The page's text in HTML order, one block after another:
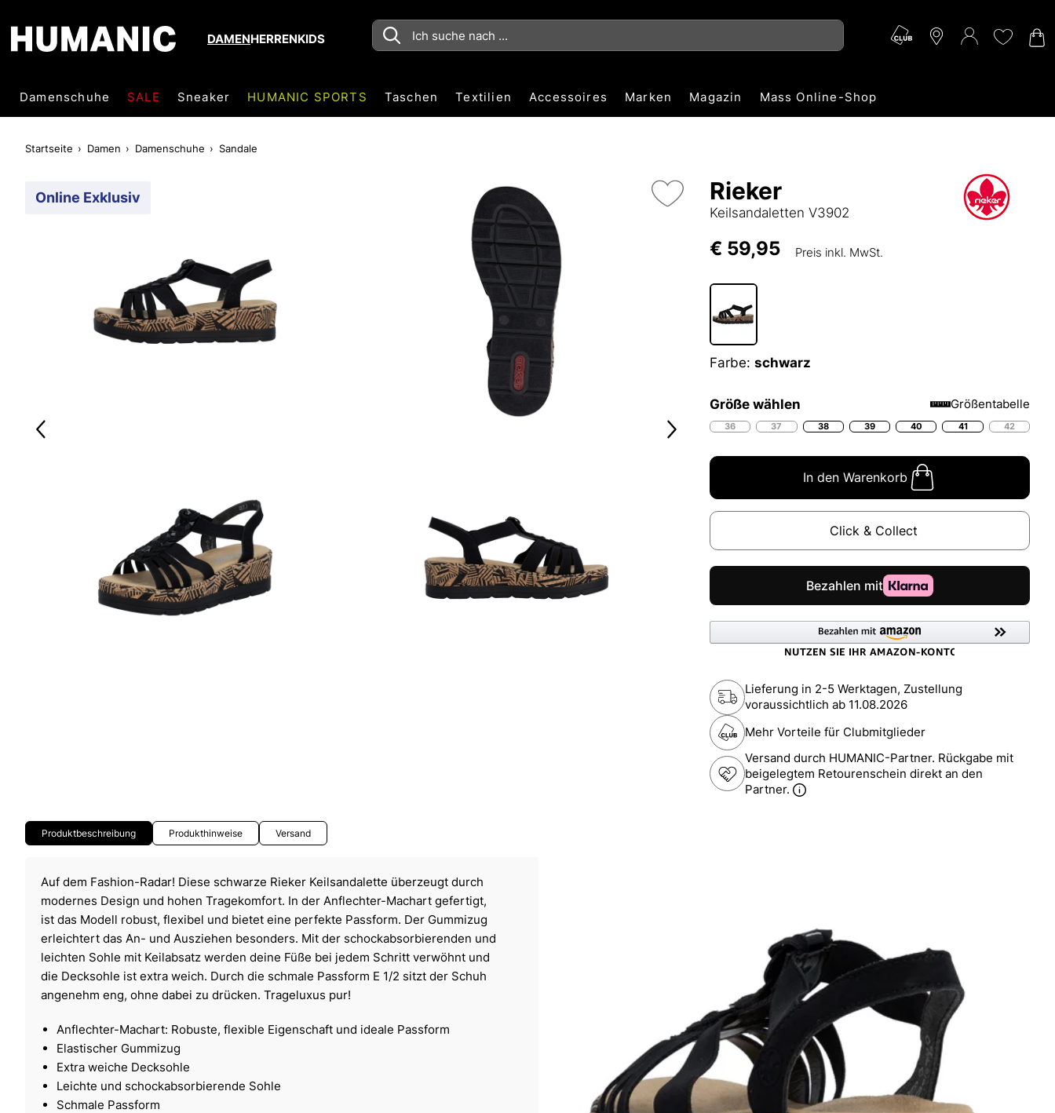
DAMENHERRENKIDS
Damenschuhe SALE Sneaker HUMANIC SPORTS Taschen Textilien Accessoires Marken Magazin Mass Online-Shop
Startseite Damen Damenschuhe Sandale
Online Exklusiv Rieker
Keilsandaletten V3902
€ 59,95 Preis inkl. MwSt.
Farbe: schwarz
Größe wählen Größentabelle
36 37 38 39 40 41 42
In den Warenkorb
Click & Collect
Lieferung in 2-5 Werktagen, Zustellung
voraussichtlich ab 11.08.2026
Mehr Vorteile für Clubmitglieder
Versand durch HUMANIC-Partner. Rückgabe mit
beigelegtem Retourenschein direkt an den
Partner.
Produktbeschreibung Produkthinweise Versand
Auf dem Fashion-Radar! Diese schwarze Rieker Keilsandalette überzeugt durch
modernes Design und hohen Tragekomfort. In der Anflechter-Machart gefertigt,
ist das Modell robust, flexibel und bietet eine perfekte Passform. Der Gummizug
erleichtert das An- und Ausziehen besonders. Mit der schockabsorbierenden und
leichten Sohle mit Keilabsatz werden deine Füße bei jedem Schritt verwöhnt und
die Decksohle ist extra weich. Durch die schmale Passform E 1/2 sitzt der Schuh
angenehm eng, ohne dabei zu drücken. Trageluxus pur!
Anflechter-Machart: Robuste, flexible Eigenschaft und ideale Passform
Elastischer Gummizug
Extra weiche Decksohle
Leichte und schockabsorbierende Sohle
Schmale Passform